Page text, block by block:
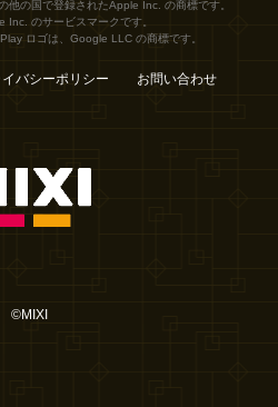
の国で登録されたApple Inc. の商標です。
のサービスマークです。
ロゴは、Google LLC の商標です。
イバシーポリシー お問い合わせ
©MIXI